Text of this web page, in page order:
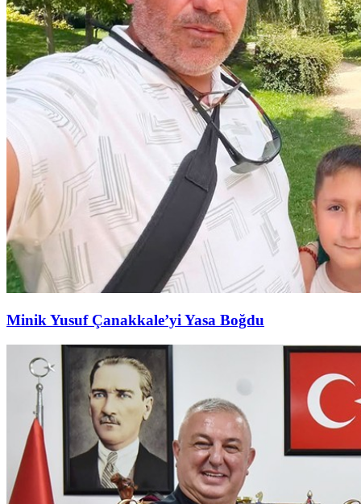
Minik Yusuf Çanakkale’yi Yasa Boğdu